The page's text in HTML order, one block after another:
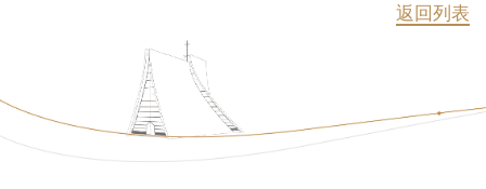
返回列表